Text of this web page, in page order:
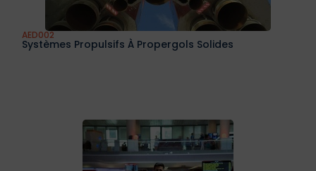
AED002
Systèmes Propulsifs À Propergols Solides